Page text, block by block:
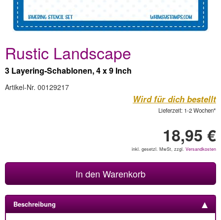
Rustic Landscape
3 Layering-Schablonen, 4 x 9 Inch
Artikel-Nr. 00129217
Wird für dich bestellt
Lieferzeit: 1-2 Wochen*
18,95 €
inkl. gesetzl. MwSt, zzgl. Versandkosten
In den Warenkorb
Beschreibung